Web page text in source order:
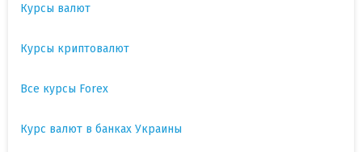
Курсы валют
Курсы криптовалют
Все курсы Forex
Курс валют в банках Украины